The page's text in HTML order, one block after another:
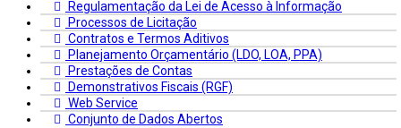
Regulamentação da Lei de Acesso à Informação
Processos de Licitação
Contratos e Termos Aditivos
Planejamento Orçamentário (LDO, LOA, PPA)
Prestações de Contas
Demonstrativos Fiscais (RGF)
Web Service
Conjunto de Dados Abertos